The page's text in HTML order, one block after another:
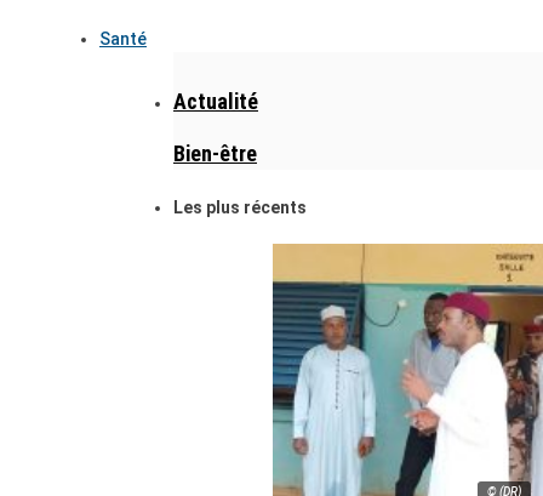
Santé
Actualité
Bien-être
Les plus récents
© (DR)